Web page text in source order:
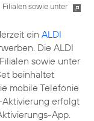
Filialen sowie unter
ein ALDI
Die ALDI
sowie unter
beinhaltet
mobile Telefonie
erfolgt
App.